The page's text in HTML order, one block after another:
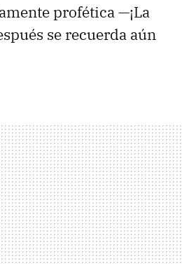
profética —¡La
se recuerda aún